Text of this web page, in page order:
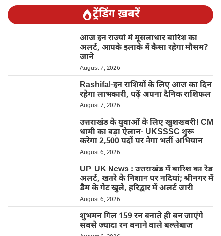
ट्रेंडिंग ख़बरें
आज इन राज्यों में मूसलाधार बारिश का
अलर्ट, आपके इलाके में कैसा रहेगा मौसम?
जाने
August 7, 2026
Rashifal-इन राशियों के लिए आज का दिन
रहेगा लाभकारी, पढ़ें अपना दैनिक राशिफल
August 7, 2026
उत्तराखंड के युवाओं के लिए खुशखबरी! CM
धामी का बड़ा ऐलान- UKSSSC शुरू
करेगा 2,500 पदों पर मेगा भर्ती अभियान
August 6, 2026
UP-UK News : उत्तराखंड में बारिश का रेड
अलर्ट, खतरे के निशान पर नदियां; श्रीनगर में
डैम के गेट खुले, हरिद्वार में अलर्ट जारी
August 6, 2026
शुभमन गिल 159 रन बनाते ही बन जाएंगे
सबसे ज्यादा रन बनाने वाले बल्लेबाज